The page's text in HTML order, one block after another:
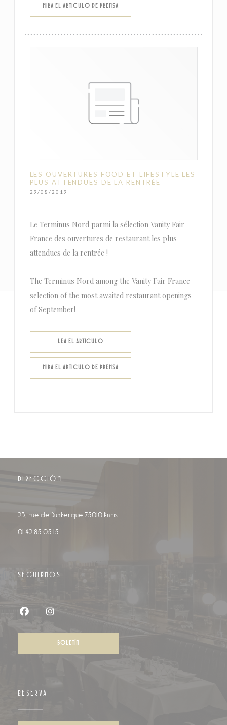
MIRA EL ARTICULO DE PRENSA((ABRE EN UNA NUEVA VENTANA))
LES OUVERTURES FOOD ET LIFESTYLE LES
PLUS ATTENDUES DE LA RENTRÉE
29/08/2019
Le Terminus Nord parmi la sélection Vanity Fair
France des ouvertures de restaurant les plus
attendues de la rentrée !
The Terminus Nord among the Vanity Fair France
selection of the most awaited restaurant openings
of September!
LEA EL ARTICULO((ABRE EN UNA NUEVA VENTANA))
MIRA EL ARTICULO DE PRENSA((ABRE EN UNA NUEVA VENTANA))
DIRECCIÓN
23, rue de Dunkerque 75010 Paris
01 42 85 05 15
SEGUIRNOS
BOLETÍN
RESERVA